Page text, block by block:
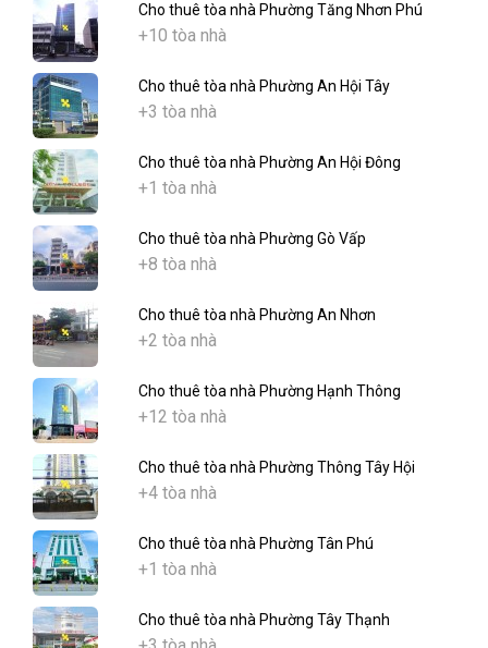
Cho thuê tòa nhà Phường Tăng Nhơn Phú
+10 tòa nhà
Cho thuê tòa nhà Phường An Hội Tây
+3 tòa nhà
Cho thuê tòa nhà Phường An Hội Đông
+1 tòa nhà
Cho thuê tòa nhà Phường Gò Vấp
+8 tòa nhà
Cho thuê tòa nhà Phường An Nhơn
+2 tòa nhà
Cho thuê tòa nhà Phường Hạnh Thông
+12 tòa nhà
Cho thuê tòa nhà Phường Thông Tây Hội
+4 tòa nhà
Cho thuê tòa nhà Phường Tân Phú
+1 tòa nhà
Cho thuê tòa nhà Phường Tây Thạnh